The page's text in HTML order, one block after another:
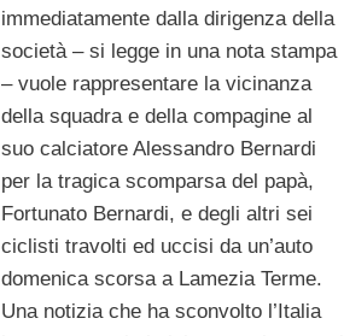
immediatamente dalla dirigenza della
società – si legge in una nota stampa
– vuole rappresentare la vicinanza
della squadra e della compagine al
suo calciatore Alessandro Bernardi
per la tragica scomparsa del papà,
Fortunato Bernardi, e degli altri sei
ciclisti travolti ed uccisi da un’auto
domenica scorsa a Lamezia Terme.
Una notizia che ha sconvolto l’Italia